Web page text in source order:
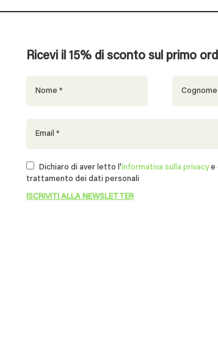
Ricevi il 15% di sconto sul primo
Dichiaro di aver letto l'informativa sulla privacye
trattamento dei dati personali